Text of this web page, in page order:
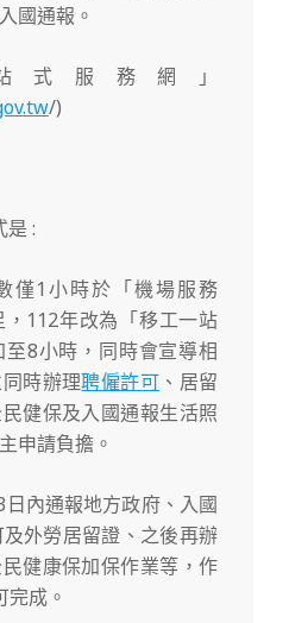
國通報。
式服務網」
/)
是 :
僅1小時於「機場服務
112年改為「移工一站
8小時，同時會宣導相
時辦理聘僱許可 、居留
健保及入國通報生活照
申請負擔。
日內通報地方政府、 入國
外勞居留證 、之後再辦
健康保加保作業等，作
成。